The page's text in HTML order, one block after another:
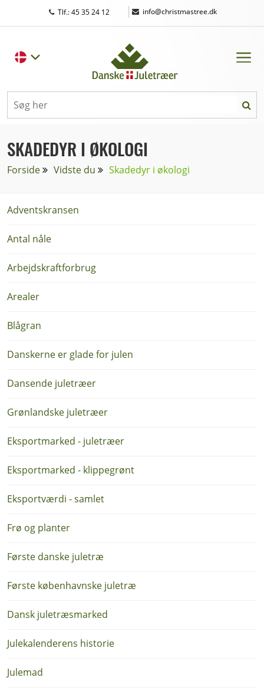
Tlf.: 45 35 24 12 | info@christmastree.dk
SKADEDYR I ØKOLOGI
Forside Vidste du Skadedyr i økologi
Adventskransen
Antal nåle
Arbejdskraftforbrug
Arealer
Blågran
Danskerne er glade for julen
Dansende juletræer
Grønlandske juletræer
Eksportmarked - juletræer
Eksportmarked - klippegrønt
Eksportværdi - samlet
Frø og planter
Første danske juletræ
Første københavnske juletræ
Dansk juletræsmarked
Julekalenderens historie
Julemad